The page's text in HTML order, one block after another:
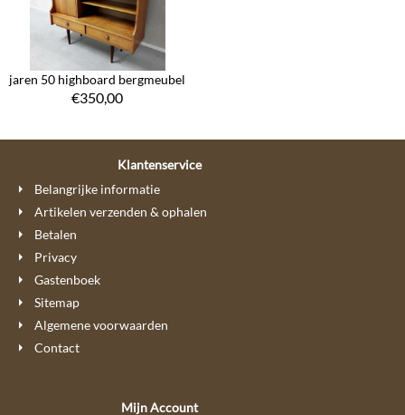
jaren 50 highboard bergmeubel
€350,00
Klantenservice
Belangrijke informatie
Artikelen verzenden & ophalen
Betalen
Privacy
Gastenboek
Sitemap
Algemene voorwaarden
Contact
Mijn Account